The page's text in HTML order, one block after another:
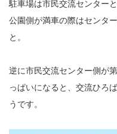
駐車場は市民交流センター
公園側が満車の際はセンタ
と。
逆に市民交流センター側が
っぱいになると、交流ひろ
うです。